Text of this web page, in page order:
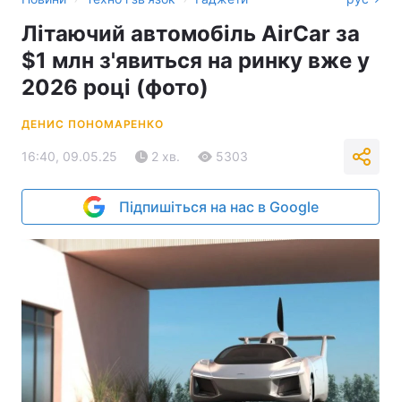
Літаючий автомобіль AirCar за
$1 млн з'явиться на ринку вже у
2026 році (фото)
ДЕНИС ПОНОМАРЕНКО
16:40, 09.05.25 2 хв. 5303
Підпишіться на нас в Google